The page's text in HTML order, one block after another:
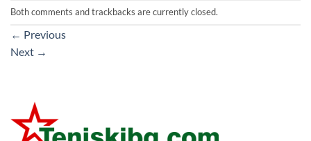
Both comments and trackbacks are currently closed.
← Previous
Next →